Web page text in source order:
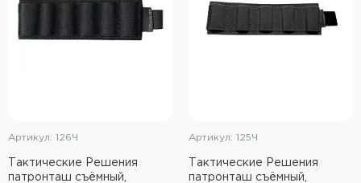
Фонари и ЛЦУ
Опоры и станки для оружия
Термосы, термосумки, бутылки
Артикул: 126Ч
Тактические Решения
патронташ съёмный,
Артикул: 125Ч
Тактические Решения
патронташ съёмный,